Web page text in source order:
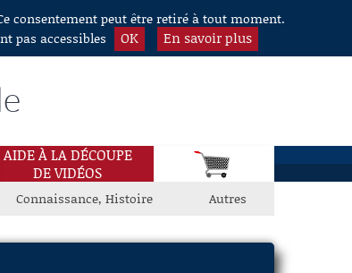
consentement peut être retiré à tout moment.
pas accessibles
OK En savoir plus
AIDE À LA DÉCOUPE
DE VIDÉOS
Connaissance, Histoire Autres